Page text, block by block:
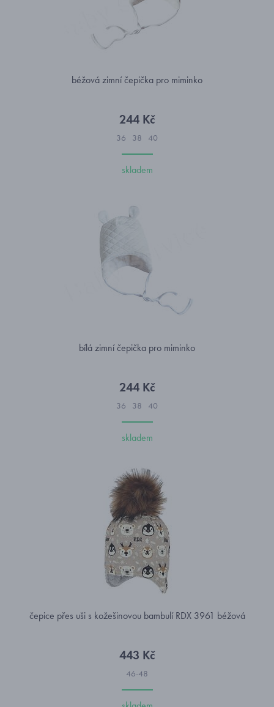
béžová zimní čepička pro miminko
244 Kč
36 38 40
skladem
bílá zimní čepička pro miminko
244 Kč
36 38 40
skladem
čepice přes uši s kožešinovou bambulí RDX 3961 béžová
443 Kč
46-48